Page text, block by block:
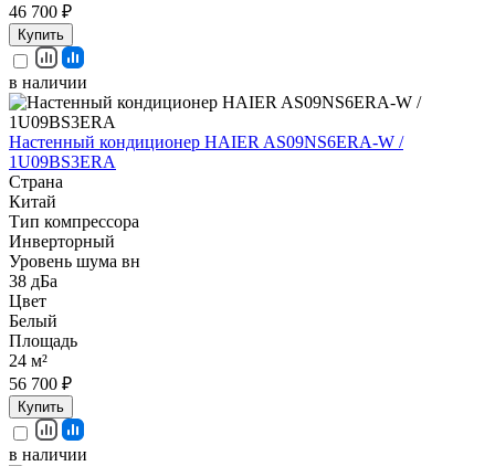
46 700 ₽
Купить
в наличии
Настенный кондиционер HAIER AS09NS6ERA-W /
1U09BS3ERA
Страна
Китай
Тип компрессора
Инверторный
Уровень шума вн
38 дБа
Цвет
Белый
Площадь
24 м²
56 700 ₽
Купить
в наличии